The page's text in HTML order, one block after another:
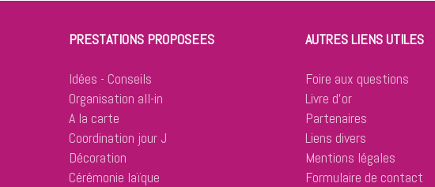
PRESTATIONS PROPOSEES
Idées - Conseils
Organisation all-in
A la carte
Coordination jour J
Décoration
Cérémonie laïque
AUTRES LIENS UTILES
Foire aux questions
Livre d'or
Partenaires
Liens divers
Mentions légales
Formulaire de contact